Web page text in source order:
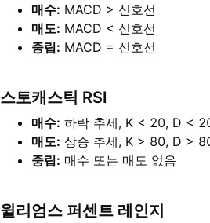
매수: MACD > 신호선
매도: MACD < 신호선
중립: MACD = 신호선
스토캐스틱 RSI
매수: 하락 추세, K < 20, D <
매도: 상승 추세, K > 80, D >
중립: 매수 또는 매도 없음
윌리엄스 퍼센트 레인지